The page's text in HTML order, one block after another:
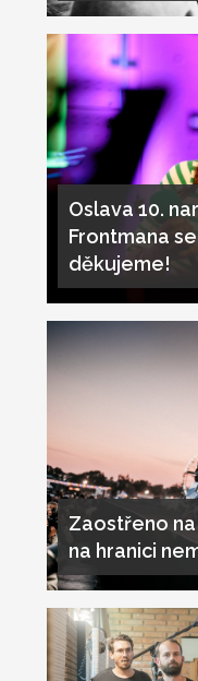
Oslava 10.
Frontmana
děkujeme!
Zaostřeno
na hranici